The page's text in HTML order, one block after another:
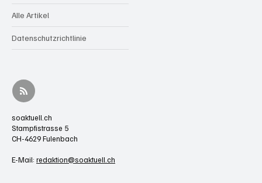
Alle Artikel
Datenschutzrichtlinie
soaktuell.ch
Stampfistrasse 5
CH-4629 Fulenbach
E-Mail: redaktion@soaktuell.ch